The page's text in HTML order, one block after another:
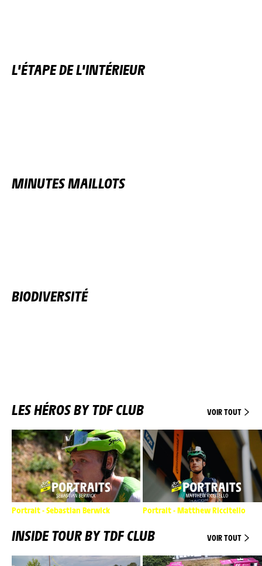
L'ÉTAPE DE L'INTÉRIEUR
MINUTES MAILLOTS
BIODIVERSITÉ
LES HÉROS BY TDF CLUB VOIR TOUT
Portrait - Sebastian Berwick Portrait - Matthew Riccitello
INSIDE TOUR BY TDF CLUB VOIR TOUT